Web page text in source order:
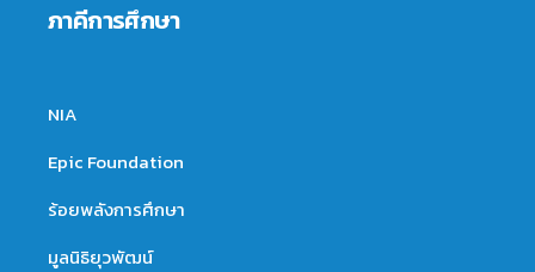
ภาคีการศึกษา
NIA
Epic Foundation
ร้อยพลังการศึกษา
มูลนิธิยุวพัฒน์